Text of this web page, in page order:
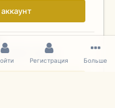
здесь.
Регистрация Больше